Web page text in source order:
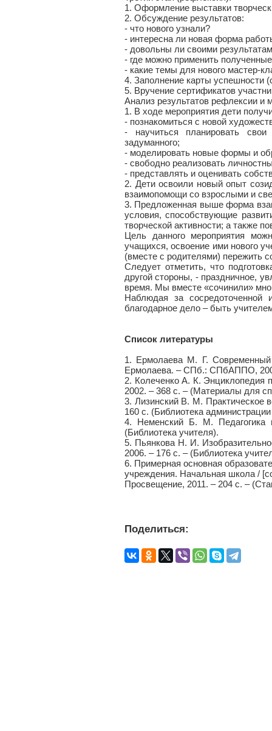
1. Оформление выставки
2. Обсуждение результатов:
- что нового узнали?
- интересна ли новая форма
- довольны ли своими
- где можно применить
- какие темы для нового мастер-
4. Заполнение карты успешности
5. Вручение сертификатов
Анализ результатов рефлексии
1. В ходе мероприятия дети
- познакомиться с новой
- научиться планировать
задуманного;
- моделировать новые формы и
- свободно реализовать
- представлять и оценивать
2. Дети освоили новый опыт
взаимопомощи со взрослыми и
3. Предложенная выше форма
условия, способствующие
творческой активности; а также
Цель данного мероприятия
учащихся, освоение ими нового
(вместе с родителями) пережить
Следует отметить, что
другой стороны, - праздничное,
время. Мы вместе «сочинили»
Наблюдая за
благодарное дело – быть
Список литературы
1. Ермолаева М. Г.
Ермолаева. – СПб.: СПбАППО,
2. Колеченко А. К. Энциклопедия
2002. – 368 с. – (Материалы для
3. Лизинский В. М. Практическое
160 с. (Библиотека
4. Неменский Б. М.
(Библиотека учителя).
5. Пьянкова Н. И.
2006. – 176 с. – (Библиотека
6. Примерная основная
учреждения. Начальная школа /
Просвещение, 2011. – 204 с. –
Поделиться: